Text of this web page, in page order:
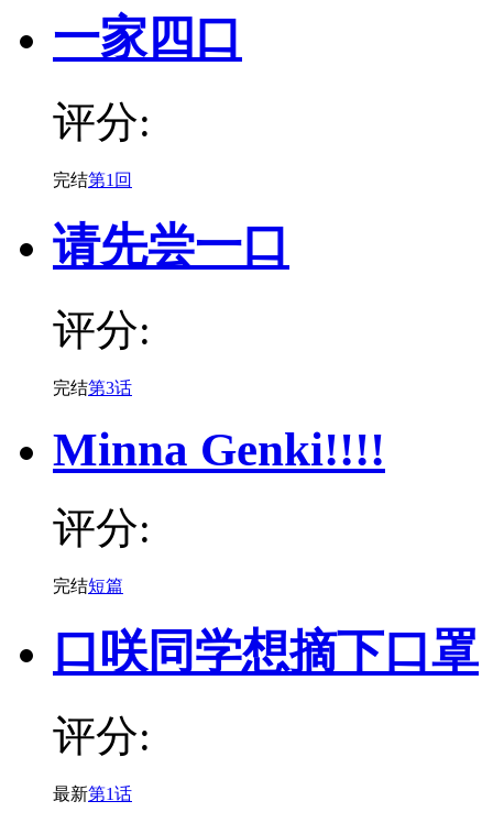
一家四口
评分:
完结第1回
请先尝一口
评分:
完结第3话
Minna Genki!!!!
评分:
完结短篇
口咲同学想摘下口罩
评分:
最新第1话